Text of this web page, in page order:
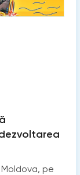
pe